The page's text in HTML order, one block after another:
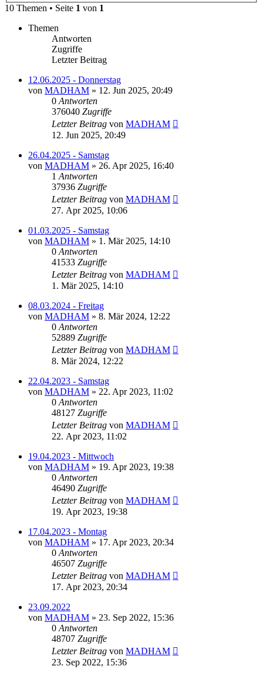
10 Themen • Seite 1 von 1
Themen
Antworten
Zugriffe
Letzter Beitrag
12.06.2025 - Donnerstag
von MADHAM » 12. Jun 2025, 20:49
0 Antworten
376040 Zugriffe
Letzter Beitrag von MADHAM
12. Jun 2025, 20:49
26.04.2025 - Samstag
von MADHAM » 26. Apr 2025, 16:40
1 Antworten
37936 Zugriffe
Letzter Beitrag von MADHAM
27. Apr 2025, 10:06
01.03.2025 - Samstag
von MADHAM » 1. Mär 2025, 14:10
0 Antworten
41533 Zugriffe
Letzter Beitrag von MADHAM
1. Mär 2025, 14:10
08.03.2024 - Freitag
von MADHAM » 8. Mär 2024, 12:22
0 Antworten
52889 Zugriffe
Letzter Beitrag von MADHAM
8. Mär 2024, 12:22
22.04.2023 - Samstag
von MADHAM » 22. Apr 2023, 11:02
0 Antworten
48127 Zugriffe
Letzter Beitrag von MADHAM
22. Apr 2023, 11:02
19.04.2023 - Mittwoch
von MADHAM » 19. Apr 2023, 19:38
0 Antworten
46490 Zugriffe
Letzter Beitrag von MADHAM
19. Apr 2023, 19:38
17.04.2023 - Montag
von MADHAM » 17. Apr 2023, 20:34
0 Antworten
46507 Zugriffe
Letzter Beitrag von MADHAM
17. Apr 2023, 20:34
23.09.2022
von MADHAM » 23. Sep 2022, 15:36
0 Antworten
48707 Zugriffe
Letzter Beitrag von MADHAM
23. Sep 2022, 15:36